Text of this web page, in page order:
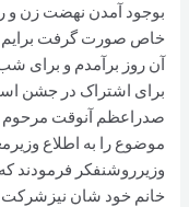
بوجود آمدن نهضت زن و
خاص صورت گرفت
برای اشتراک در جشن
صدراعظم آنوقت مرحوم
موضوع را به اطلاع
وزیرروشنفکر فرمودند
خانم خود شان نیزشرکت